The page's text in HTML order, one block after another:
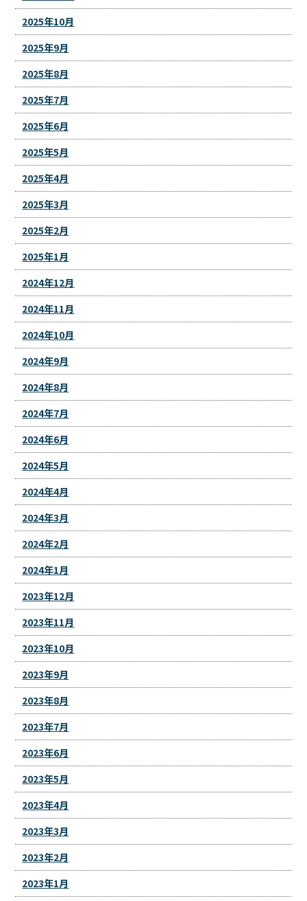
2025年10月
2025年9月
2025年8月
2025年7月
2025年6月
2025年5月
2025年4月
2025年3月
2025年2月
2025年1月
2024年12月
2024年11月
2024年10月
2024年9月
2024年8月
2024年7月
2024年6月
2024年5月
2024年4月
2024年3月
2024年2月
2024年1月
2023年12月
2023年11月
2023年10月
2023年9月
2023年8月
2023年7月
2023年6月
2023年5月
2023年4月
2023年3月
2023年2月
2023年1月